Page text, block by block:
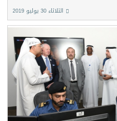
الثلاثاء 30 يوليو 2019